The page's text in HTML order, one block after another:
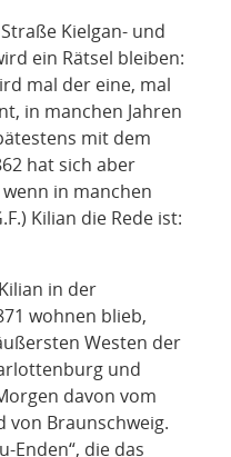
Kielgan- und
ein Rätsel bleiben:
mal der eine, mal
in manchen Jahren
mit dem
hat sich aber
in manchen
Kilian die Rede ist:
in der
wohnen blieb,
Westen der
und
davon vom
von Braunschweig.
Enden“, die das